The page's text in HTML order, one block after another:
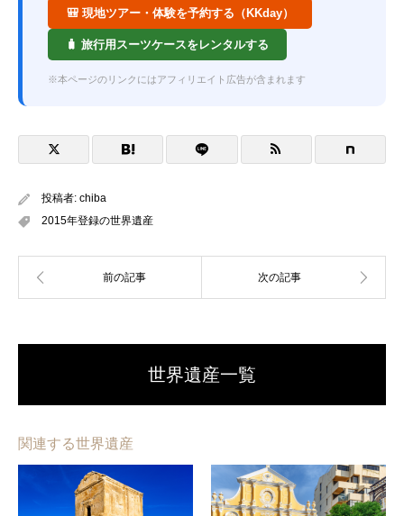
🎒 現地ツアー・体験を予約する（KKday）
🧳 旅行用スーツケースをレンタルする
※本ページのリンクにはアフィリエイト広告が含まれます
投稿者: chiba
2015年登録の世界遺産
世界遺産一覧
関連する世界遺産